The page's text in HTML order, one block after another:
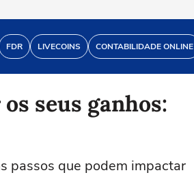
FDR LIVECOINS CONTABILIDADE ONLINE
seus ganhos:
passos que podem impactar